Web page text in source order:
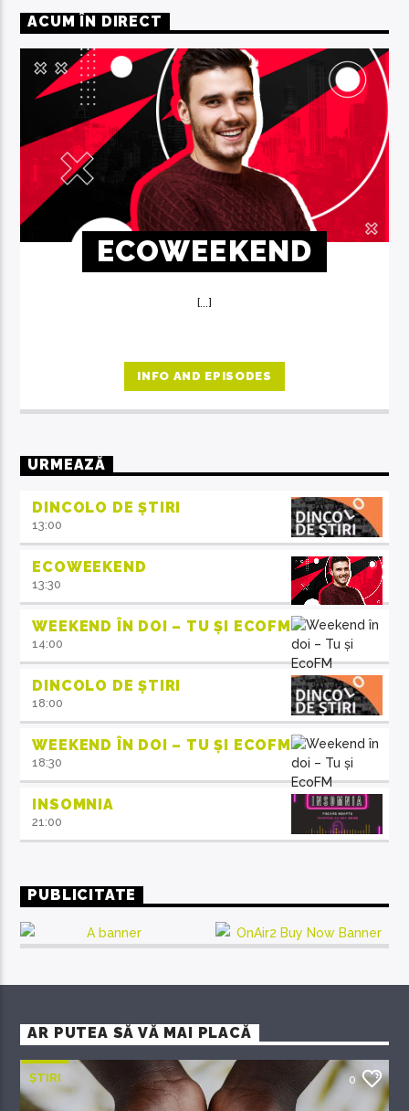
ACUM ÎN DIRECT
ECOWEEKEND
[...]
INFO AND EPISODES
URMEAZĂ
DINCOLO DE ȘTIRI
13:00
ECOWEEKEND
13:30
WEEKEND ÎN DOI – TU ȘI ECOFM
14:00
DINCOLO DE ȘTIRI
18:00
WEEKEND ÎN DOI – TU ȘI ECOFM
18:30
INSOMNIA
21:00
PUBLICITATE
AR PUTEA SĂ VĂ MAI PLACĂ
ȘTIRI 0